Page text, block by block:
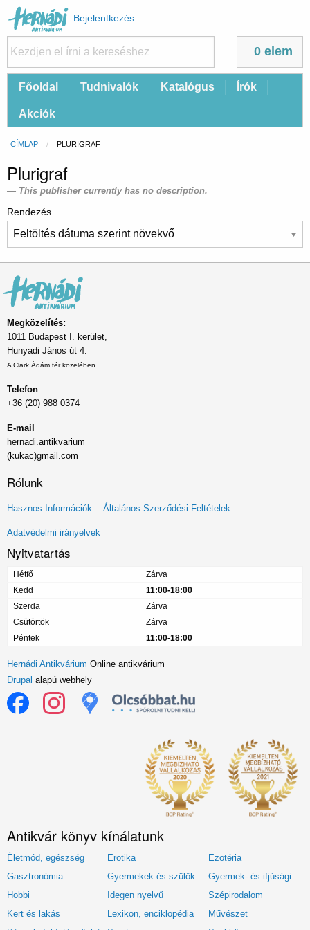
Felhasználói
fiók
menüje
Bejelentkezés
0 elem
FőFőoldal Tudnivalók Katalógus Írók
Akciók
Morzsa
CÍMLAP CURRENT:
PLURIGRAF
Plurigraf
This publisher currently has no description.
Rendezés
Megközelítés:
1011 Budapest I. kerület,
Hunyadi János út 4.
A Clark Ádám tér közelében
Telefon
+36 (20) 988 0374
E-mail
hernadi.antikvarium
(kukac)gmail.com
Rólunk
Lábléc
menü
Hasznos Információk Általános Szerződési Feltételek
Adatvédelmi irányelvek
Nyitvatartás
Hétfő
Zárva
Kedd
11:00-18:00
Szerda
Zárva
Csütörtök
Zárva
Péntek
11:00-18:00
Hernádi Antikvárium Online antikvárium
Drupal alapú webhely
Antikvár könyv kínálatunk
Életmód, egészség Erotika
Ezotéria
Gasztronómia
Gyermekek és szülők
Gyermek- és ifjúsági
Hobbi
Idegen nyelvű
Szépirodalom
Kert és lakás
Lexikon, enciklopédia
Művészet